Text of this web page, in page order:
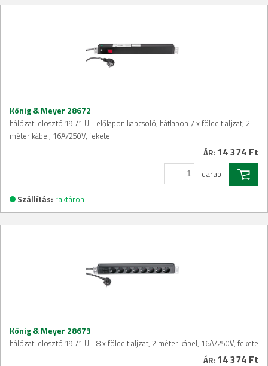
König & Meyer 28672
hálózati elosztó 19"/1 U - előlapon kapcsoló, hátlapon 7 x földelt aljzat, 2
méter kábel, 16A/250V, fekete
ÁR: 14 374 Ft
darab
Szállítás: raktáron
König & Meyer 28673
hálózati elosztó 19"/1 U - 8 x földelt aljzat, 2 méter kábel, 16A/250V, fekete
ÁR: 14 374 Ft